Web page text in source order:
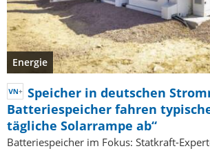
Energie
Speicher in deutschen
Batteriespeicher fahren
tägliche Solarrampe ab“
Batteriespeicher im Fokus: Statkraft-